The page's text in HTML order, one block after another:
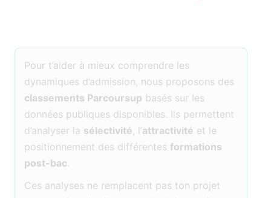
Pour t’aider à mieux comprendre les
dynamiques d’admission, nous proposons des
classements Parcoursup basés sur les
données publiques disponibles. Ils permettent
d’analyser la sélectivité, l’attractivité et le
positionnement des différentes formations
post-bac.
Ces analyses ne remplacent pas ton projet